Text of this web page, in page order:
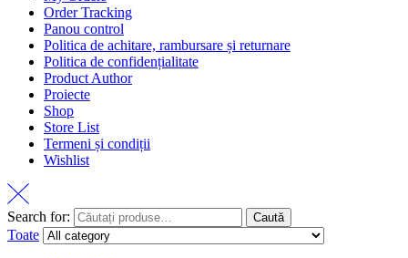
Order Tracking
Panou control
Politica de achitare, rambursare și returnare
Politica de confidențialitate
Product Author
Proiecte
Shop
Store List
Termeni și condiții
Wishlist
Search for: Caută
Toate